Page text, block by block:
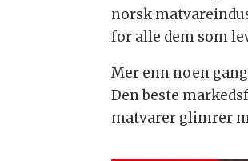
norsk
for alle dem som
Mer enn noen
Den beste
matvarer glimrer